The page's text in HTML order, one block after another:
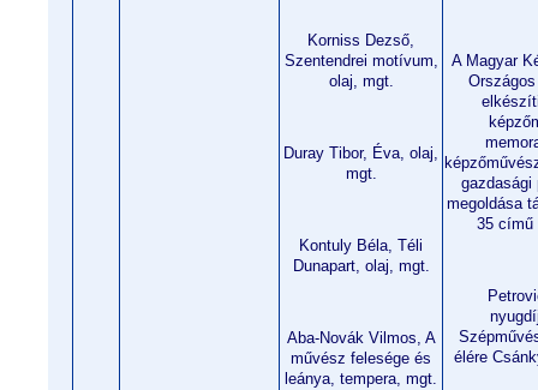
Korniss Dezső,
Szentendrei motívum,
olaj, mgt.
Duray Tibor, Éva, olaj,
mgt.
Kontuly Béla, Téli
Dunapart, olaj, mgt.
Aba-Novák Vilmos, A
művész felesége és
leánya, tempera, mgt.
A Magyar
gazdasági
megoldása
35 című
élére